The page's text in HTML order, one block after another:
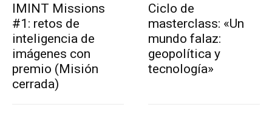
IMINT Missions
#1: retos de
inteligencia de
imágenes con
premio (Misión
cerrada)
Ciclo de
masterclass: «Un
mundo falaz:
geopolítica y
tecnología»